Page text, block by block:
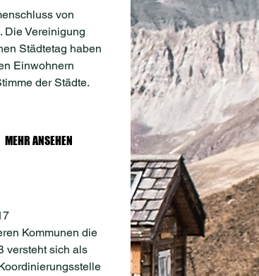
von
Die Vereinigung
Städtetag haben
Einwohnern
der Städte.
MEHR ANSEHEN
Kommunen die
versteht sich als